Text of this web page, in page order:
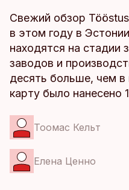
Свежий обзор
в этом году в
находятся на стадии
заводов и
десять больше, чем
карту было нанесено
Тоомас Кельт
Елена Ценно